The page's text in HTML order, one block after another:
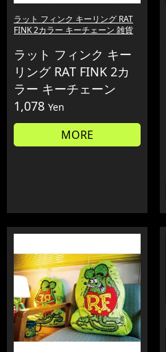
ラット フィンク キーリング RAT
FINK 2カラー キーチェーン 雑貨
ラット フィンク キー
リング RAT FINK 2カ
ラー キーチェーン
1,078 Yen
MORE